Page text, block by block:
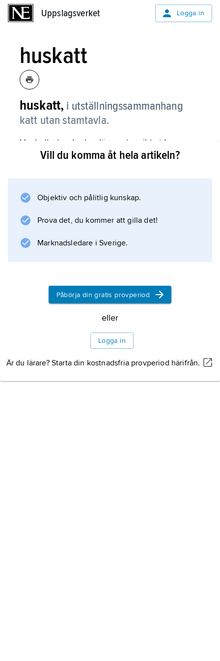
Uppslagsverket Logga in
huskatt
huskatt, i utställningssammanhang
katt utan stamtavla.
Huskattsstandarden lägger tonvikt vid
kondition, sundhet och temperament; f.ö.
månader gammal; är den över tio månader
Vill du komma åt hela artikeln?
Objektiv och pålitlig kunskap.
Prova det, du kommer att gilla det!
Marknadsledare i Sverige.
Påbörja din gratis provperiod
eller
Logga in
Är du lärare? Starta din kostnadsfria provperiod härifrån.